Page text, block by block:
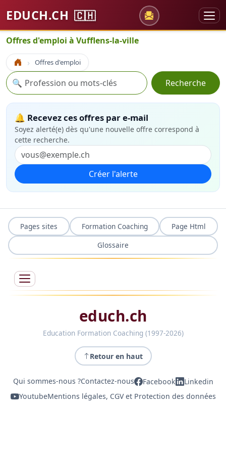
EDUCH.CH 🇨🇭
Offres d'emploi à Vufflens-la-ville
Accueil Offres d'emploi
Recherche
🔍 Recherche
🔔 Recevez ces offres par e-mail
Soyez alerté(e) dès qu'une nouvelle offre correspond à
cette recherche.
Créer l'alerte
Pages sites Formation Coaching
Page Html
Glossaire
educh.ch
Education Formation Coaching (1997-2026)
Retour en haut
Qui sommes-nous ?Contactez-nous Facebook
Linkedin
YoutubeMentions légales, CGV et Protection des données